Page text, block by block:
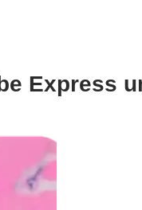
Express